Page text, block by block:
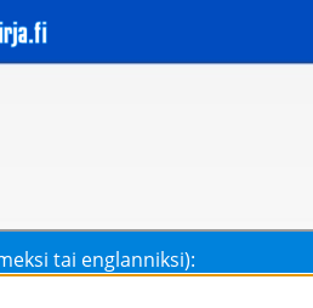
tai englanniksi):